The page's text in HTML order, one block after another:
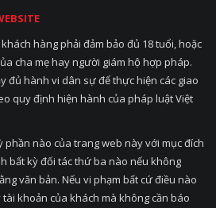
hàng phải đảm bảo đủ 18 tuổi, hoặc
cha mẹ hay người giám hộ hợp pháp.
đủ hành vi dân sự để thực hiện các giao
quy định hiện hành của pháp luật Việt
phần nào của trang web này với mục đích
bất kỳ đối tác thứ ba nào nếu không
văn bản. Nếu vi phạm bất cứ điều nào
khoản của khách mà không cần báo